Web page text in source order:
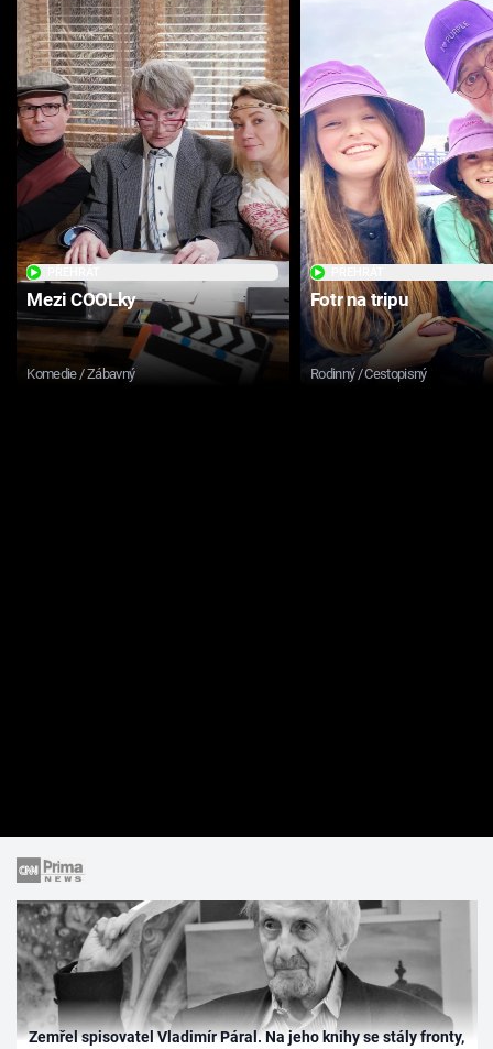
Mezi COOLky
Komedie / Zábavný
Fotr na tripu
Rodinný / Cestopisný
Zemřel spisovatel Vladimír Páral. Na jeho knihy se stály fronty,